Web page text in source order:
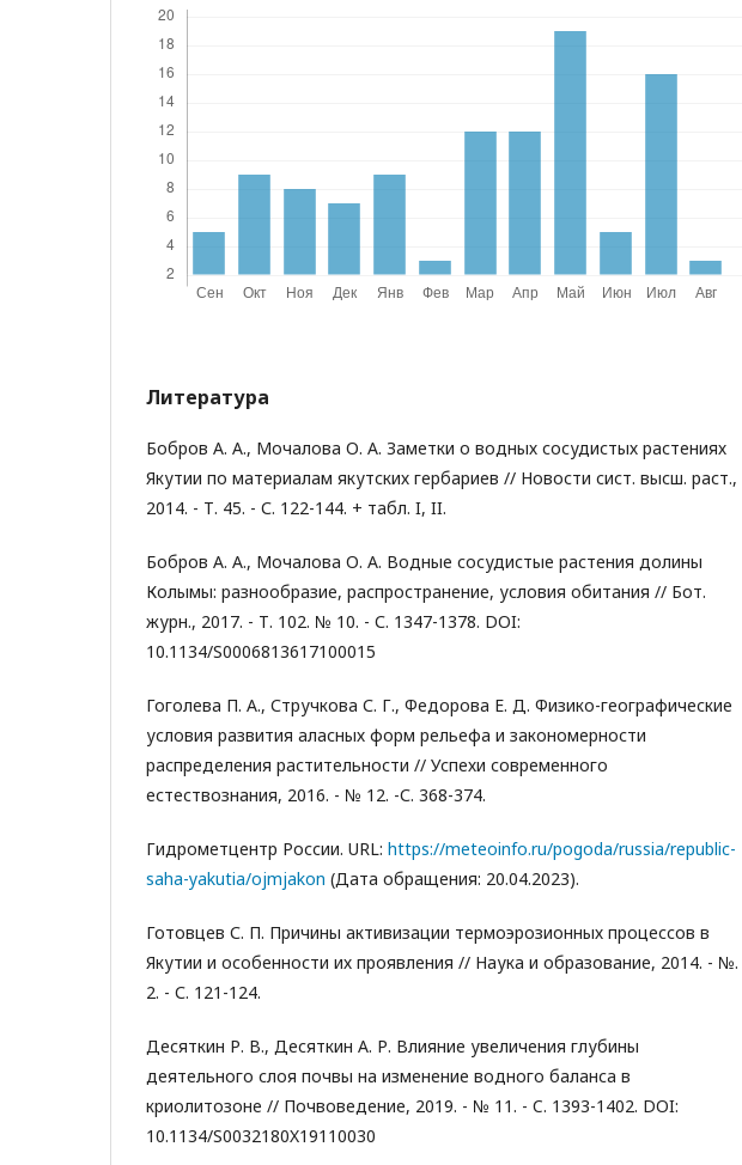
Литература
Бобров А. А., Мочалова О. А. Заметки о водных сосудистых растениях
Якутии по материалам якутских гербариев // Новости сист. высш. раст.,
2014. - Т. 45. - С. 122-144. + табл. I, II.
Бобров А. А., Мочалова О. А. Водные сосудистые растения долины
Колымы: разнообразие, распространение, условия обитания // Бот.
журн., 2017. - Т. 102. № 10. - С. 1347-1378. DOI:
10.1134/S0006813617100015
Гоголева П. А., Стручкова С. Г., Федорова Е. Д. Физико-географические
условия развития аласных форм рельефа и закономерности
распределения растительности // Успехи современного
естествознания, 2016. - № 12. -С. 368-374.
Гидрометцентр России. URL: https://meteoinfo.ru/pogoda/russia/republic-
saha-yakutia/ojmjakon (Дата обращения: 20.04.2023).
Готовцев С. П. Причины активизации термоэрозионных процессов в
Якутии и особенности их проявления // Наука и образование, 2014. - №.
2. - С. 121-124.
Десяткин Р. В., Десяткин А. Р. Влияние увеличения глубины
деятельного слоя почвы на изменение водного баланса в
криолитозоне // Почвоведение, 2019. - № 11. - C. 1393-1402. DOI:
10.1134/S0032180X19110030